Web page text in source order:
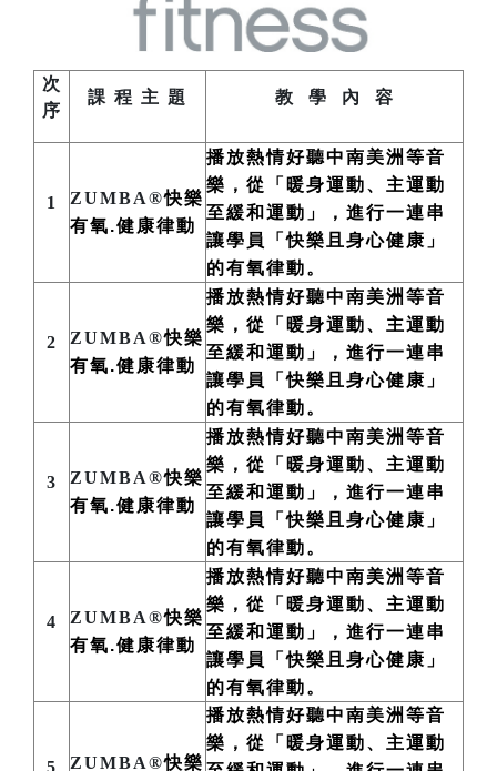
次
序
課 程 主 題 教 學 內 容
1 ZUMBA®快樂
有氧.健康律動
播放熱情好聽中南美洲 等音
樂，從「暖身運動、主運動
至緩和運動」，進行一連串
讓學員「快樂且身心健康」
的有氧律動。
2 ZUMBA®快樂
有氧.健康律動
播放熱情好聽中南美洲 等音
樂，從「暖身運動、主運動
至緩和運動」，進行一連串
讓學員「快樂且身心健康」
的有氧律動。
3 ZUMBA®快樂
有氧.健康律動
播放熱情好聽中南美洲 等音
樂，從「暖身運動、主運動
至緩和運動」，進行一連串
讓學員「快樂且身心健康」
的有氧律動。
4 ZUMBA®快樂
有氧.健康律動
播放熱情好聽中南美洲 等音
樂，從「暖身運動、主運動
至緩和運動」，進行一連串
讓學員「快樂且身心健康」
的有氧律動。
5 ZUMBA®快樂
播放熱情好聽中南美洲 等音
樂，從「暖身運動、主運動